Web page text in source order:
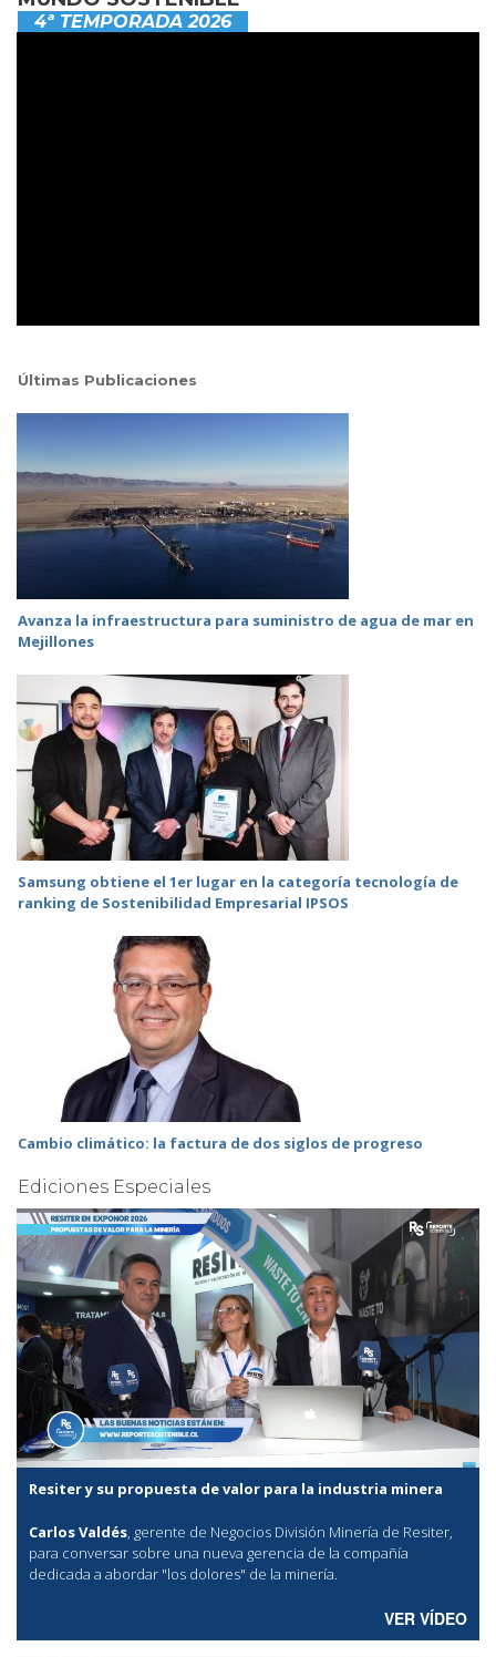
4ª TEMPORADA 2026
Últimas Publicaciones
Avanza la infraestructura para suministro de agua de mar en
Mejillones
Samsung obtiene el 1er lugar en la categoría tecnología de
ranking de Sostenibilidad Empresarial IPSOS
Cambio climático: la factura de dos siglos de progreso
Ediciones Especiales
Resiter y su propuesta de valor para la industria minera
Carlos Valdés, gerente de Negocios División Minería de Resiter,
para conversar sobre una nueva gerencia de la compañía
dedicada a abordar "los dolores" de la minería.
VER VÍDEO